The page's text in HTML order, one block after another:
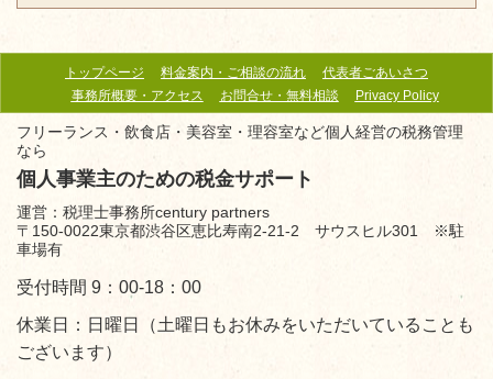
トップページ 料金案内・ご相談の流れ
代表者ごあいさつ
事務所概要・アクセス
お問合せ・無料相談 Privacy Policy
フリーランス・飲食店・美容室・理容室など個人経営の税務管理
なら
個人事業主のための税金サポート
運営：税理士事務所century partners
〒150-0022東京都渋谷区恵比寿南2-21-2 サウスヒル301 ※駐
車場有
受付時間 9：00-18：00
休業日：日曜日（土曜日もお休みをいただいていることも
ございます）